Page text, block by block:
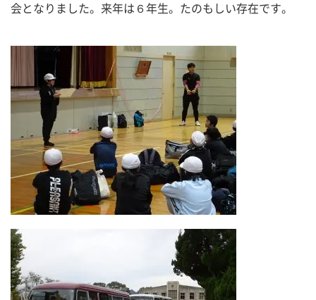
会となりました。来年は６年生。たのもしい存在です。